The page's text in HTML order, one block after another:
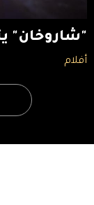
"شاروخان"
أفلام